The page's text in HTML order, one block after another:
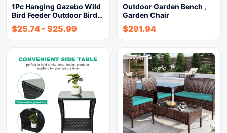
1Pc Hanging Gazebo Wild
Bird Feeder Outdoor Bird…
$25.74 - $25.99
Outdoor Garden Bench ,
Garden Chair
$291.94